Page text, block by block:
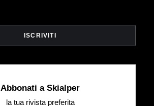
Abbonati a Skialper
la tua rivista preferita